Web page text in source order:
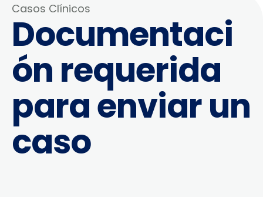
Casos Clínicos
Documentaci
ón requerida
para enviar un
caso